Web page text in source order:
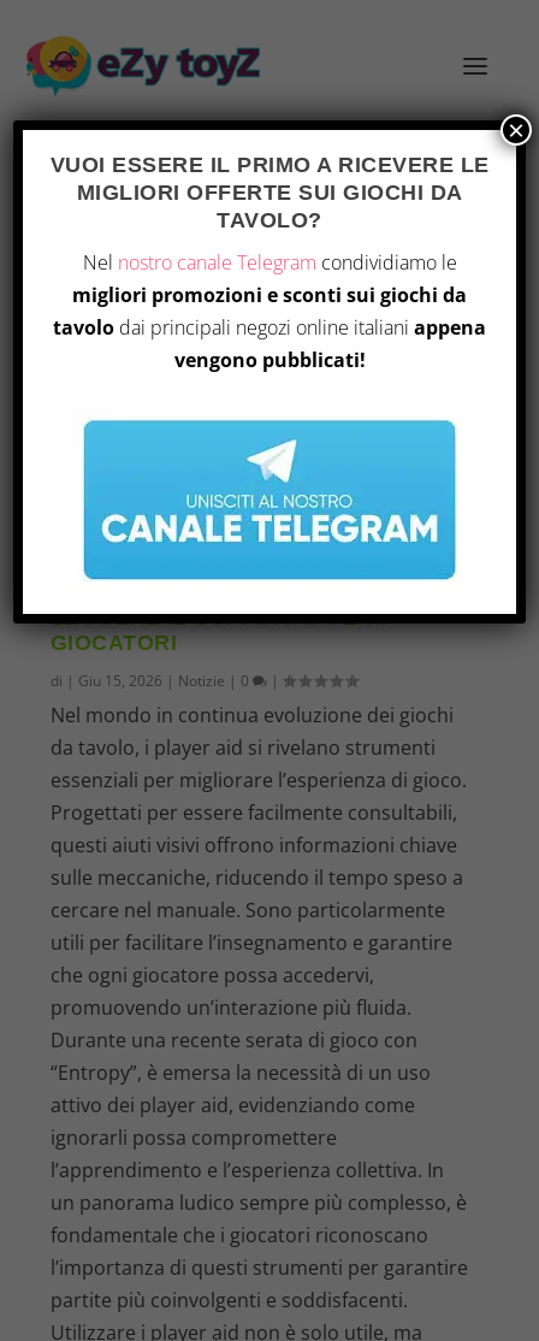
TAG:AIUTI VISIVI
LEGGERE IL SUPPORTO PER I
GIOCATORI
di | Giu 15, 2026 | Notizie | 0 |
Nel mondo in continua evoluzione dei giochi
da tavolo, i player aid si rivelano strumenti
essenziali per migliorare l’esperienza di gioco.
Progettati per essere facilmente consultabili,
questi aiuti visivi offrono informazioni chiave
sulle meccaniche, riducendo il tempo speso a
cercare nel manuale. Sono particolarmente
utili per facilitare l’insegnamento e garantire
che ogni giocatore possa accedervi,
promuovendo un’interazione più fluida.
Durante una recente serata di gioco con
“Entropy”, è emersa la necessità di un uso
attivo dei player aid, evidenziando come
ignorarli possa compromettere
l’apprendimento e l’esperienza collettiva. In
un panorama ludico sempre più complesso, è
fondamentale che i giocatori riconoscano
l’importanza di questi strumenti per garantire
partite più coinvolgenti e soddisfacenti.
Utilizzare i player aid non è solo utile, ma
VUOI ESSERE IL PRIMO A RICEVERE LE
MIGLIORI OFFERTE SUI GIOCHI DA
TAVOLO?
Nel nostro canale Telegram condividiamo le
migliori promozioni e sconti sui giochi da
tavolo dai principali negozi online italiani appena
vengono pubblicati!
×